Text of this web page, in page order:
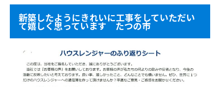
新築したようにきれいに工事をしていただい
て嬉しく思っています たつの市